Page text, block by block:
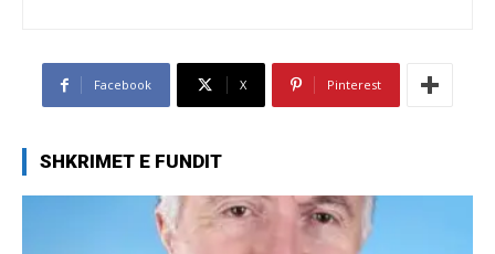
Facebook X Pinterest
SHKRIMET E FUNDIT